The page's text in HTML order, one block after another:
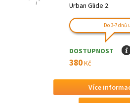
Urban Glide 2.
Do 3-7 dnů
DOSTUPNOST I
380Kč
Více